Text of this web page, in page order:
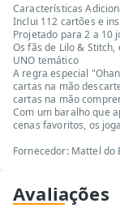
Características
Inclui 112 cartões e
Projetado para 2 a 10
Os fãs de Lilo &
UNO temático
A regra especial
cartas na mão
cartas na mão
Com um baralho que
cenas favoritos, os
Fornecedor: Mattel do
Avaliações